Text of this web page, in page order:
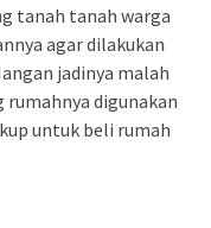
tanah tanah warga
agar dilakukan
jadinya malah
rumahnya digunakan
untuk beli rumah